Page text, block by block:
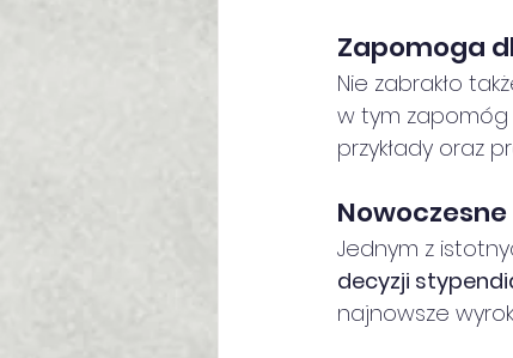
Zapomoga
Nie zabrakło
w tym zapomóg
przykłady oraz
Jednym z
decyzji
najnowsze